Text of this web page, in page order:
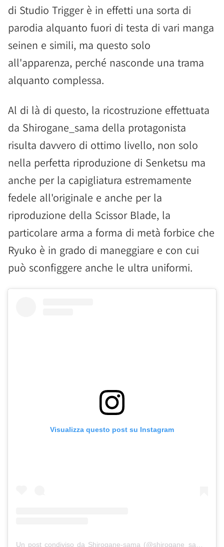
di Studio Trigger è in effetti una sorta di
parodia alquanto fuori di testa di vari manga
seinen e simili, ma questo solo
all'apparenza, perché nasconde una trama
alquanto complessa.
Al di là di questo, la ricostruzione effettuata
da Shirogane_sama della protagonista
risulta davvero di ottimo livello, non solo
nella perfetta riproduzione di Senketsu ma
anche per la capigliatura estremamente
fedele all'originale e anche per la
riproduzione della Scissor Blade, la
particolare arma a forma di metà forbice che
Ryuko è in grado di maneggiare e con cui
può sconfiggere anche le ultra uniformi.
Visualizza questo post su Instagram
Un post condiviso da Shirogane-sama (@shirogane_sama)